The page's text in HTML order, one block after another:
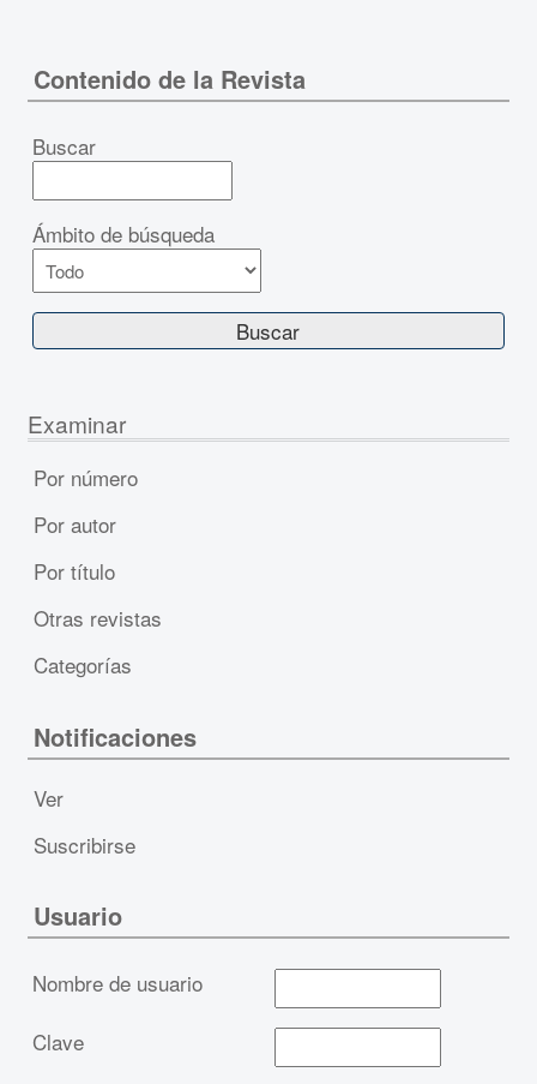
Contenido de la Revista
Buscar
Ámbito de búsqueda
Examinar
Por número
Por autor
Por título
Otras revistas
Categorías
Notificaciones
Ver
Suscribirse
Usuario
Nombre de usuario
Clave